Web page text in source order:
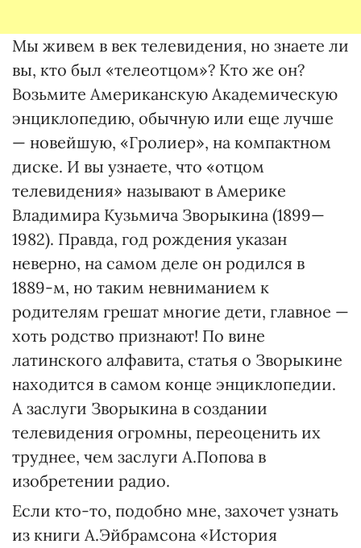
Мы живем в век телевидения, но знаете ли
вы, кто был «телеотцом»? Кто же он?
Возьмите Американскую Академическую
энциклопедию, обычную или еще лучше
— новейшую, «Гролиер», на компактном
диске. И вы узнаете, что «отцом
телевидения» называют в Америке
Владимира Кузьмича Зворыкина (1899—
1982). Правда, год рождения указан
неверно, на самом деле он родился в
1889-м, но таким невниманием к
родителям грешат многие дети, главное —
хоть родство признают! По вине
латинского алфавита, статья о Зворыкине
находится в самом конце энциклопедии.
А заслуги Зворыкина в создании
телевидения огромны, переоценить их
труднее, чем заслуги А.Попова в
изобретении радио.
Если кто-то, подобно мне, захочет узнать
из книги А.Эйбрамсона «История